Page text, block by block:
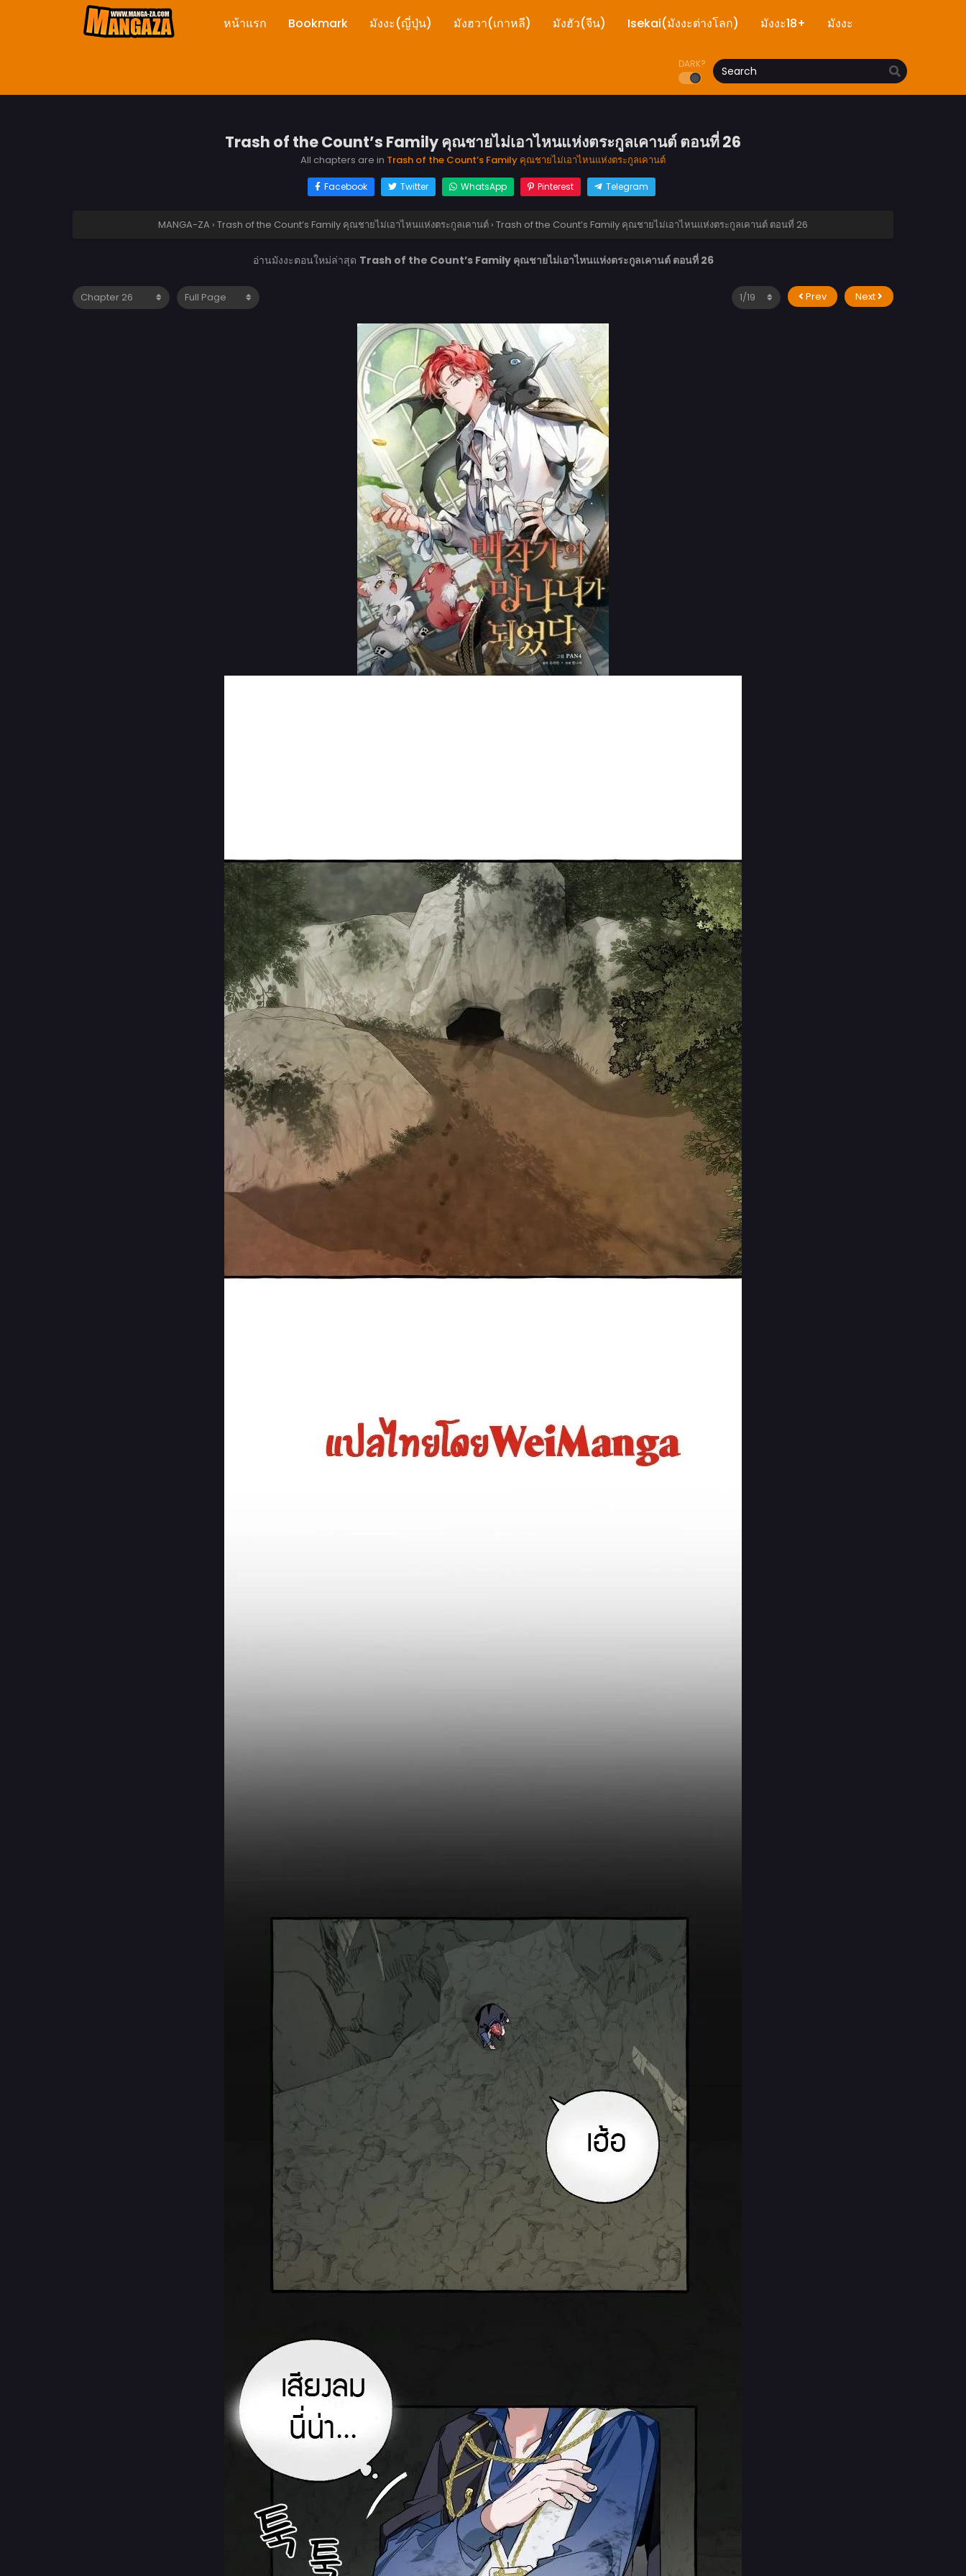
หน้าแรก Bookmark มังงะ(ญี่ปุ่น) มังฮวา(เกาหลี) มังฮัว(จีน) Isekai(มังงะต่างโลก) มังงะ18+ มังงะ
DARK?
Trash of the Count’s Family คุณชายไม่เอาไหนแห่งตระกูลเคานต์ ตอนที่ 26
All chapters are in Trash of the Count’s Family คุณชายไม่เอาไหนแห่งตระกูลเคานต์
Facebook Twitter WhatsApp Pinterest Telegram
MANGA-ZA › Trash of the Count’s Family คุณชายไม่เอาไหนแห่งตระกูลเคานต์ › Trash of the Count’s Family คุณชายไม่เอาไหนแห่งตระกูลเคานต์ ตอนที่ 26
อ่านมังงะตอนใหม่ล่าสุด Trash of the Count’s Family คุณชายไม่เอาไหนแห่งตระกูลเคานต์ ตอนที่ 26
Prev Next